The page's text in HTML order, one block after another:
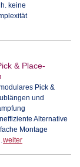
keine
& Place-
Pick &
und
Alternative
Montage
weiter